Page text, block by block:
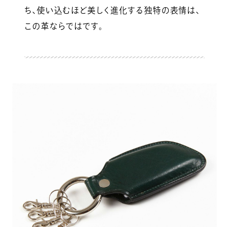
ち、使い込むほど美しく進化する独特の表情は、
この革ならではです。